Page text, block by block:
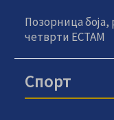
Позорница
четврти ЕСТАМ
Спорт